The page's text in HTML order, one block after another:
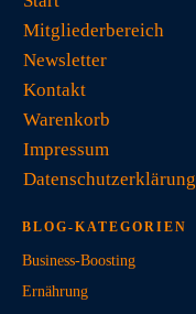
Mitgliederbereich
Newsletter
Kontakt
Warenkorb
Impressum
Datenschutzerklärung
BLOG-KATEGORIEN
Business-Boosting
Ernährung